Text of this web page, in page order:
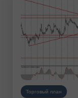
Торговый план